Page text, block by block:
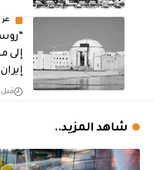
إلى
إيران
قبل 59 دقيقة
شاهد المزيد..